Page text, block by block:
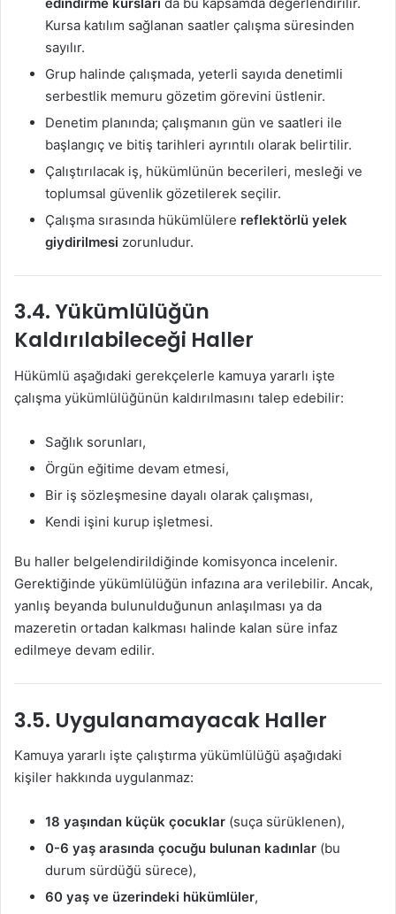
Kursa katılım sağlanan saatler çalışma süresinden
sayılır.
Grup halinde çalışmada, yeterli sayıda denetimli
serbestlik memuru gözetim görevini üstlenir.
Denetim planında; çalışmanın gün ve saatleri ile
başlangıç ve bitiş tarihleri ayrıntılı olarak belirtilir.
Çalıştırılacak iş, hükümlünün becerileri, mesleği ve
toplumsal güvenlik gözetilerek seçilir.
Çalışma sırasında hükümlülere reflektörlü yelek
giydirilmesi zorunludur.
3.4. Yükümlülüğün
Kaldırılabileceği Haller
Hükümlü aşağıdaki gerekçelerle kamuya yararlı işte
çalışma yükümlülüğünün kaldırılmasını talep edebilir:
Sağlık sorunları,
Örgün eğitime devam etmesi,
Bir iş sözleşmesine dayalı olarak çalışması,
Kendi işini kurup işletmesi.
Bu haller belgelendirildiğinde komisyonca incelenir.
Gerektiğinde yükümlülüğün infazına ara verilebilir. Ancak,
yanlış beyanda bulunulduğunun anlaşılması ya da
mazeretin ortadan kalkması halinde kalan süre infaz
edilmeye devam edilir.
3.5. Uygulanamayacak Haller
Kamuya yararlı işte çalıştırma yükümlülüğü aşağıdaki
kişiler hakkında uygulanmaz:
18 yaşından küçük çocuklar (suça sürüklenen),
0-6 yaş arasında çocuğu bulunan kadınlar (bu
durum sürdüğü sürece),
60 yaş ve üzerindeki hükümlüler,